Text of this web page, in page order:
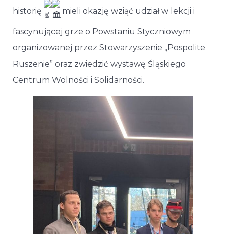
historię mieli okazję wziąć udział w lekcji i
fascynującej grze o Powstaniu Styczniowym
organizowanej przez Stowarzyszenie „Pospolite
Ruszenie” oraz zwiedzić wystawę Śląskiego
Centrum Wolności i Solidarności.